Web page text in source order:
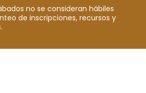
no se consideran hábiles
de inscripciones, recursos y